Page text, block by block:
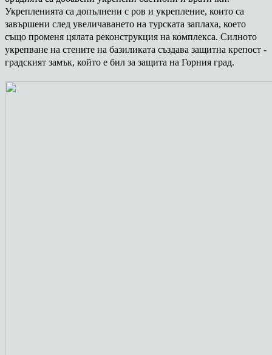
Укрепленията са допълнени с ров и укрепление, които са
завършени след увеличаването на турската заплаха, което
също променя цялата реконструкция на комплекса. Силното
укрепване на стените на базиликата създава защитна крепост -
градският замък, който е бил за защита на Горния град.